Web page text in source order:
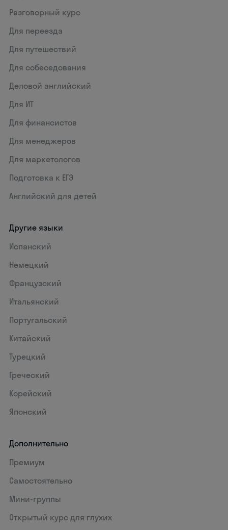
Разговорный курс
Для переезда
Для путешествий
Для собеседования
Деловой английский
Для ИТ
Для финансистов
Для менеджеров
Для маркетологов
Подготовка к ЕГЭ
Английский для детей
Другие языки
Испанский
Немецкий
Французский
Итальянский
Португальский
Китайский
Турецкий
Греческий
Корейский
Японский
Дополнительно
Премиум
Самостоятельно
Мини-группы
Открытый курс для глухих